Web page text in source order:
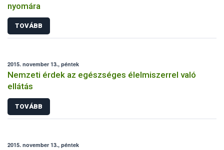
nyomára
TOVÁBB
2015. november 13., péntek
Nemzeti érdek az egészséges élelmiszerrel való
ellátás
TOVÁBB
2015. november 13., péntek